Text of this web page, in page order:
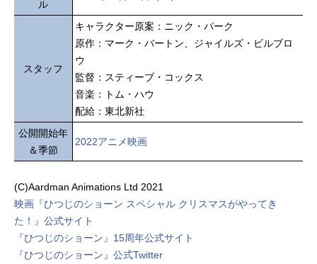
ル
スタッフ
キャラクター原案：ニック・パーク
原作：マーク・バートン、ジャイルズ・ビルブロ
ウ
監督：スティーブ・コックス
音楽：トム・ハウ
配給：東北新社
公開開始年
＆季節
2022アニメ映画
(C)Aardman Animations Ltd 2021
映画『ひつじのショーン スペシャル クリスマスがやってき
た！』公式サイト
『ひつじのショーン』15周年公式サイト
『ひつじのショーン』公式Twitter